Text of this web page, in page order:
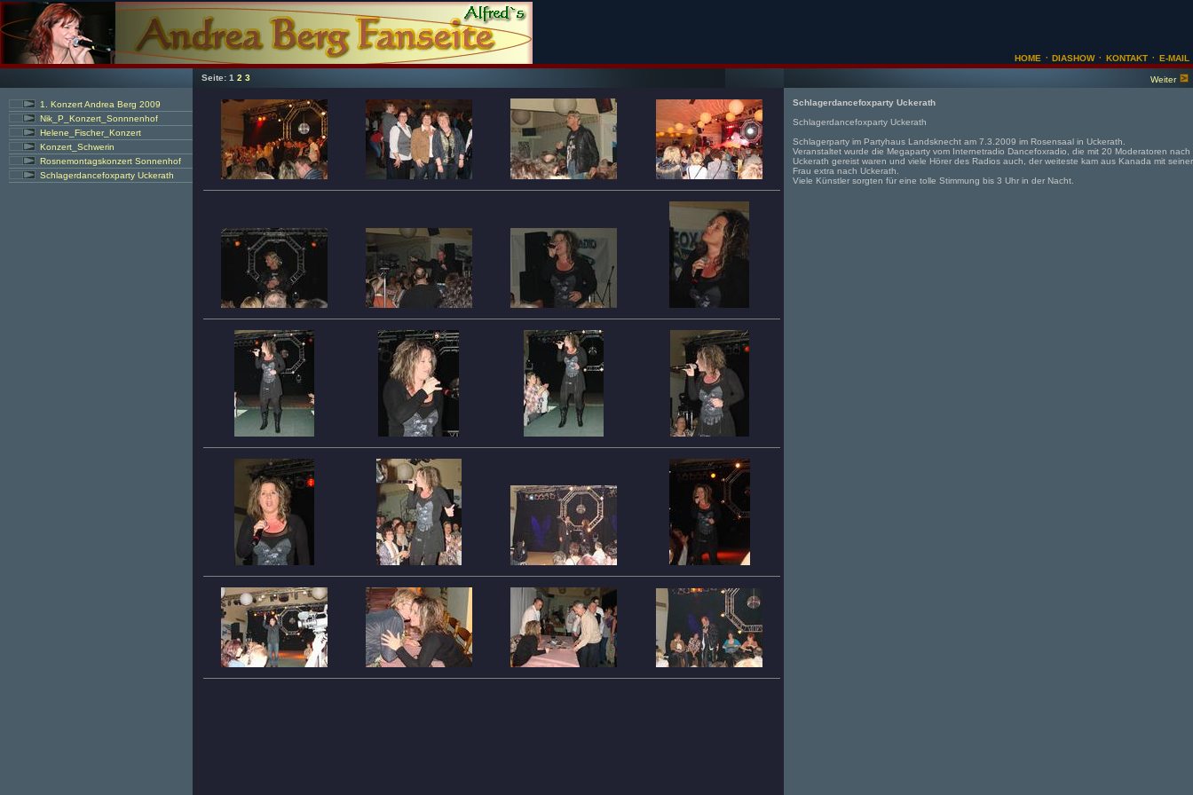
HOME · DIASHOW· KONTAKT · E-MAIL
Seite: 1 2 3 Weiter
1. Konzert Andrea Berg 2009
Nik_P_Konzert_Sonnnenhof
Helene_Fischer_Konzert
Konzert_Schwerin
Rosnemontagskonzert Sonnenhof
Schlagerdancefoxparty Uckerath
Schlagerdancefoxparty Uckerath
Schlagerdancefoxparty Uckerath
Schlagerparty im Partyhaus Landsknecht am 7.3.2009 im Rosensaal in Uckerath.
Veranstaltet wurde die Megaparty vom Internetradio Dancefoxradio, die mit 20 Moderatoren nach
Uckerath gereist waren und viele Hörer des Radios auch, der weiteste kam aus Kanada mit seiner
Frau extra nach Uckerath.
Viele Künstler sorgten für eine tolle Stimmung bis 3 Uhr in der Nacht.